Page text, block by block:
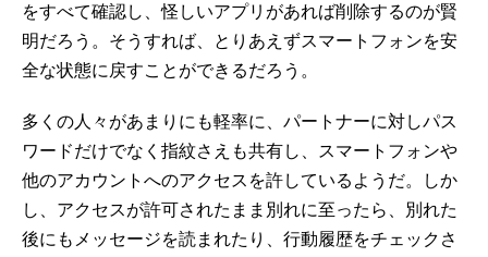
をすべて確認し、怪しいアプリがあれば削除するのが賢
明だろう。そうすれば、とりあえずスマートフォンを安
全な状態に戻すことができるだろう。
多くの人々があまりにも軽率に、パートナーに対しパス
ワードだけでなく指紋さえも共有し、スマートフォンや
他のアカウントへのアクセスを許しているようだ。しか
し、アクセスが許可されたまま別れに至ったら、別れた
後にもメッセージを読まれたり、行動履歴をチェックさ